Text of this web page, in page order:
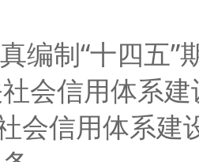
真编制“十四五
会信用体系
会信用体系